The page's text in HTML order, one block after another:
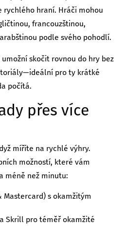
rychlého hraní. Hráči mohou
francouzštinou,
podle svého pohodlí.
skočit rovnou do hry bez
pro ty krátké
počítá.
přes více
míříte na rychlé výhry.
možností, které vám
méně než minutu:
Mastercard) s okamžitým
a Skrill pro téměř okamžité